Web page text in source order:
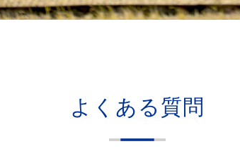
よくある質問